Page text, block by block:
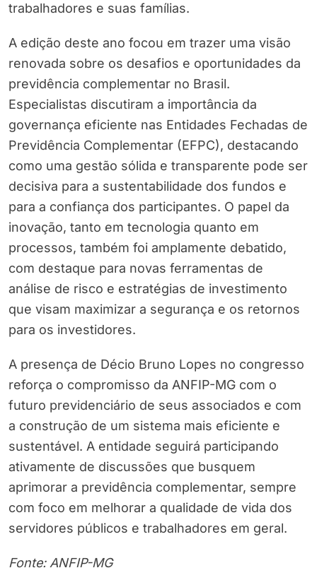
trabalhadores e suas famílias.
A edição deste ano focou em trazer uma visão
renovada sobre os desafios e oportunidades da
previdência complementar no Brasil.
Especialistas discutiram a importância da
governança eficiente nas Entidades Fechadas de
Previdência Complementar (EFPC), destacando
como uma gestão sólida e transparente pode ser
decisiva para a sustentabilidade dos fundos e
para a confiança dos participantes. O papel da
inovação, tanto em tecnologia quanto em
processos, também foi amplamente debatido,
com destaque para novas ferramentas de
análise de risco e estratégias de investimento
que visam maximizar a segurança e os retornos
para os investidores.
A presença de Décio Bruno Lopes no congresso
reforça o compromisso da ANFIP-MG com o
futuro previdenciário de seus associados e com
a construção de um sistema mais eficiente e
sustentável. A entidade seguirá participando
ativamente de discussões que busquem
aprimorar a previdência complementar, sempre
com foco em melhorar a qualidade de vida dos
servidores públicos e trabalhadores em geral.
Fonte: ANFIP-MG